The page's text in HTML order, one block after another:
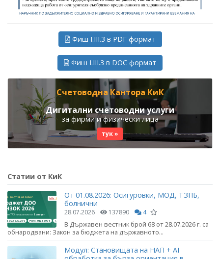
Фиш I.III.3 в PDF формат
Фиш I.III.3 в DOC формат
Счетоводна Кантора КиК
Дигитални счетоводни услуги
за фирми и физически лица
тук »
Статии от КиК
От 01.08.2026: Осигуровки, МОД, ТЗПБ,
болнични
28.07.2026 137890 4
В Държавен вестник брой 68 от 28.07.2026 г. са
обнародвани: Закон за бюджета на държавното...
Модул: Становищата на НАП + AI